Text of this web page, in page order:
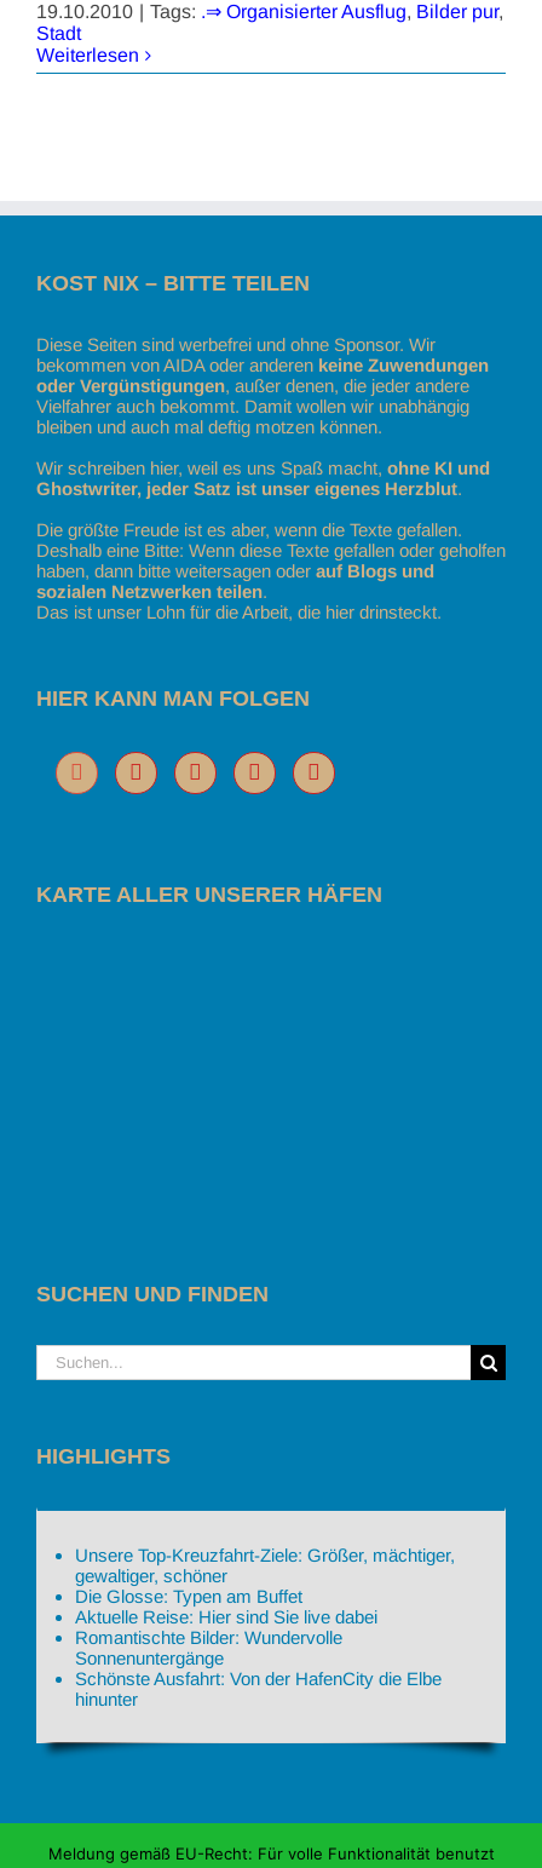
19.10.2010 | Tags: .⇒ Organisierter Ausflug, Bilder pur,
Stadt
Weiterlesen
KOST NIX – BITTE TEILEN
Diese Seiten sind werbefrei und ohne Sponsor. Wir
bekommen von AIDA oder anderen keine Zuwendungen
oder Vergünstigungen, außer denen, die jeder andere
Vielfahrer auch bekommt. Damit wollen wir unabhängig
bleiben und auch mal deftig motzen können.
Wir schreiben hier, weil es uns Spaß macht, ohne KI und
Ghostwriter, jeder Satz ist unser eigenes Herzblut.
Die größte Freude ist es aber, wenn die Texte gefallen.
Deshalb eine Bitte: Wenn diese Texte gefallen oder geholfen
haben, dann bitte weitersagen oder auf Blogs und
sozialen Netzwerken teilen.
Das ist unser Lohn für die Arbeit, die hier drinsteckt.
HIER KANN MAN FOLGEN
KARTE ALLER UNSERER HÄFEN
SUCHEN UND FINDEN
Suche
nach:
HIGHLIGHTS
Unsere Top-Kreuzfahrt-Ziele: Größer, mächtiger,
gewaltiger, schöner
Die Glosse: Typen am Buffet
Aktuelle Reise: Hier sind Sie live dabei
Romantischte Bilder: Wundervolle
Sonnenuntergänge
Schönste Ausfahrt: Von der HafenCity die Elbe
hinunter
Meldung gemäß EU-Recht: Für volle Funktionalität benutzt